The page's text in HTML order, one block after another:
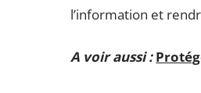
l’information et
A voir aussi :